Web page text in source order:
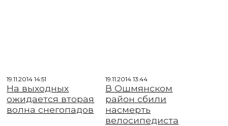
19.11.2014 14:51
На выходных
ожидается вторая
волна снегопадов
19.11.2014 13:44
В Ошмянском
район сбили
насмерть
велосипедиста